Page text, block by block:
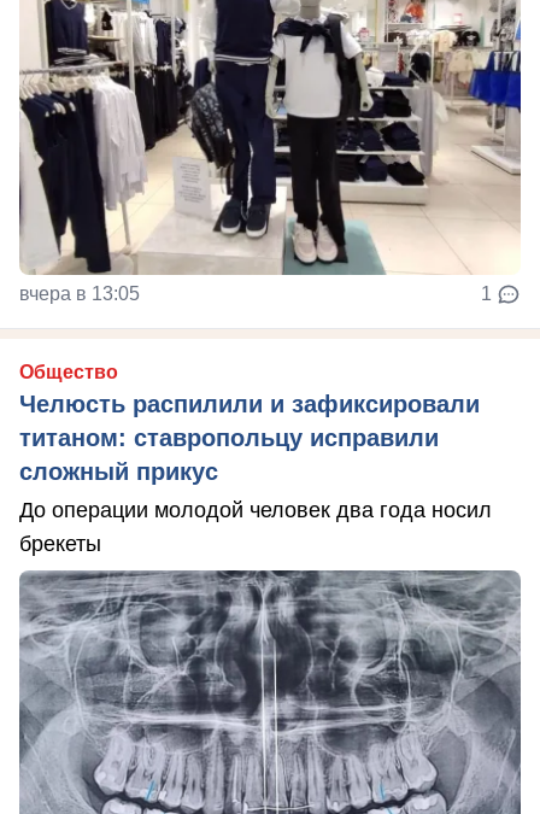
вчера в 13:05 1
Общество
Челюсть распилили и зафиксировали
титаном: ставропольцу исправили
сложный прикус
До операции молодой человек два года носил
брекеты